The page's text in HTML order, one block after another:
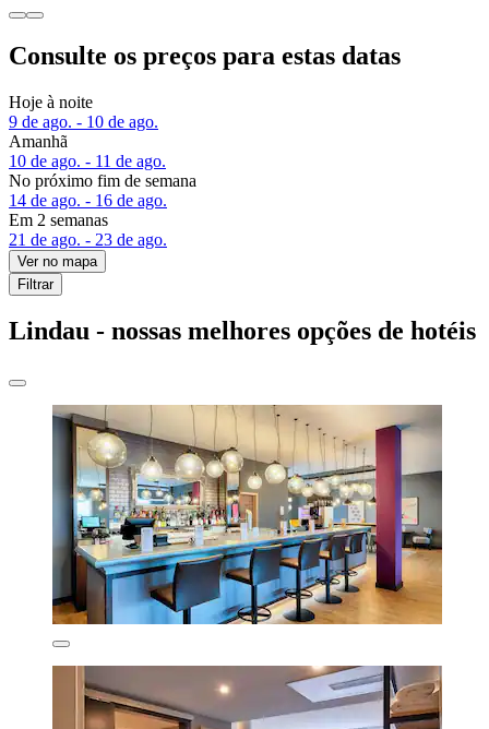
Consulte os preços para estas datas
Hoje à noite
9 de ago. - 10 de ago.
Amanhã
10 de ago. - 11 de ago.
No próximo fim de semana
14 de ago. - 16 de ago.
Em 2 semanas
21 de ago. - 23 de ago.
Ver no mapa
Filtrar
Lindau - nossas melhores opções de hotéis